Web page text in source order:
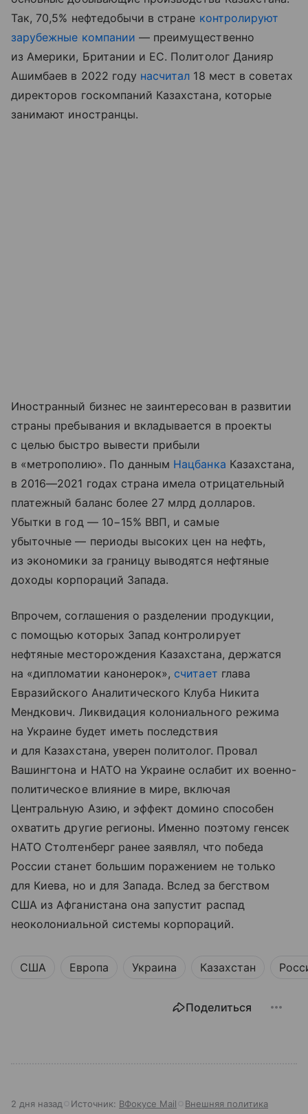
Так, 70,5% нефтедобычи в стране контролируют
зарубежные компании — преимущественно
из Америки, Британии и ЕС. Политолог Данияр
Ашимбаев в 2022 году насчитал 18 мест в советах
директоров госкомпаний Казахстана, которые
занимают иностранцы.
Иностранный бизнес не заинтересован в развитии
страны пребывания и вкладывается в проекты
с целью быстро вывести прибыли
в «метрополию». По данным Нацбанка Казахстана,
в 2016—2021 годах страна имела отрицательный
платежный баланс более 27 млрд долларов.
Убытки в год — 10−15% ВВП, и самые
убыточные — периоды высоких цен на нефть,
из экономики за границу выводятся нефтяные
доходы корпораций Запада.
Впрочем, соглашения о разделении продукции,
с помощью которых Запад контролирует
нефтяные месторождения Казахстана, держатся
на «дипломатии канонерок», считает глава
Евразийского Аналитического Клуба Никита
Мендкович. Ликвидация колониального режима
на Украине будет иметь последствия
и для Казахстана, уверен политолог. Провал
Вашингтона и НАТО на Украине ослабит их военно-
политическое влияние в мире, включая
Центральную Азию, и эффект домино способен
охватить другие регионы. Именно поэтому генсек
НАТО Столтенберг ранее заявлял, что победа
России станет большим поражением не только
для Киева, но и для Запада. Вслед за бегством
США из Афганистана она запустит распад
неоколониальной системы корпораций.
США Европа Украина Казахстан
Поделиться
2 дня назад Источник: ВФокусе Mail Внешняя политика